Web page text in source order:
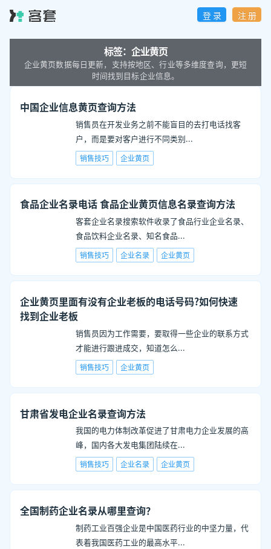
登 录 注 册
标签： 企业黄页
企业黄页数据每日更新，支持按地区、行业等多维度查询，更短
时间找到目标企业信息。
中国企业信息黄页查询方法
销售员在开发业务之前不能盲目的去打电话找客
户，而是要对客户进行不同类别...
销售技巧 企业黄页
食品企业名录电话 食品企业黄页信息名录查询方法
客套企业名录搜索软件收录了食品行业企业名录、
食品饮料企业名录、知名食品...
销售技巧 企业名录 企业黄页
企业黄页里面有没有企业老板的电话号码?如何快速
找到企业老板
销售员因为工作需要，要取得一些企业的联系方式
才能进行跟进成交，知道怎么...
销售技巧 企业黄页
甘肃省发电企业名录查询方法
我国的电力体制改革促进了甘肃电力企业发展的高
峰，国内各大发电集团陆续在...
销售技巧 企业名录 企业黄页
全国制药企业名录从哪里查询？
制药工业百强企业是中国医药行业的中坚力量，代
表着我国医药工业的最高水平...